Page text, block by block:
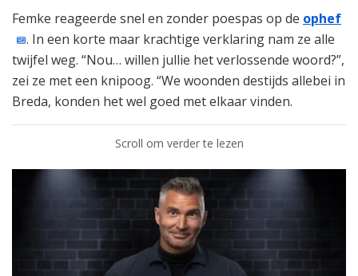
Femke reageerde snel en zonder poespas op de ophef
. In een korte maar krachtige verklaring nam ze alle
twijfel weg. “Nou… willen jullie het verlossende woord?”,
zei ze met een knipoog. “We woonden destijds allebei in
Breda, konden het wel goed met elkaar vinden.
Scroll om verder te lezen